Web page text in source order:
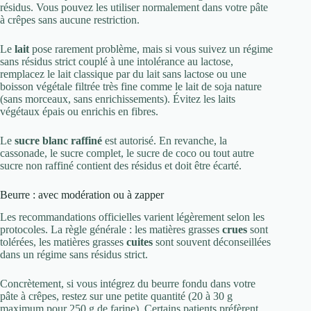
résidus. Vous pouvez les utiliser normalement dans votre pâte
à crêpes sans aucune restriction.
Le lait pose rarement problème, mais si vous suivez un régime
sans résidus strict couplé à une intolérance au lactose,
remplacez le lait classique par du lait sans lactose ou une
boisson végétale filtrée très fine comme le lait de soja nature
(sans morceaux, sans enrichissements). Évitez les laits
végétaux épais ou enrichis en fibres.
Le sucre blanc raffiné est autorisé. En revanche, la
cassonade, le sucre complet, le sucre de coco ou tout autre
sucre non raffiné contient des résidus et doit être écarté.
Beurre : avec modération ou à zapper
Les recommandations officielles varient légèrement selon les
protocoles. La règle générale : les matières grasses crues sont
tolérées, les matières grasses cuites sont souvent déconseillées
dans un régime sans résidus strict.
Concrètement, si vous intégrez du beurre fondu dans votre
pâte à crêpes, restez sur une petite quantité (20 à 30 g